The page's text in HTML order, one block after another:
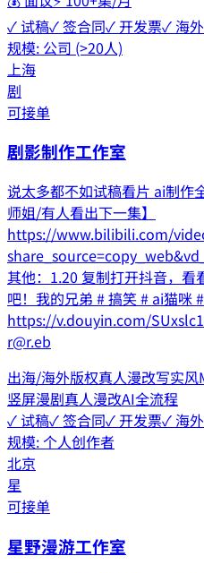
✓ 试稿✓ 签合同✓ 开发票✓ 海外
规模: 公司 (>20人)
上海
剧
可接单
剧影制作工作室
说太多都不如试稿看片 ai制作
师姐/有人看出下一集】
https://www.bilibili.com/
其他：1.20 复制打开抖音，
吧！我的兄弟 # 搞笑 # ai猫咪
https://v.douyin.com/
r@r.eb
出海/海外版权真人漫改写实风
竖屏漫剧真人漫改AI全流程
✓ 试稿✓ 签合同✓ 开发票✓ 海外
规模:个人创作者
北京
星
可接单
星野漫游工作室